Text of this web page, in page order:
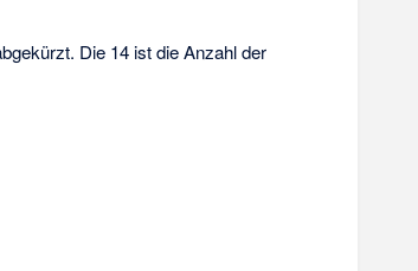
Die 14 ist die Anzahl der